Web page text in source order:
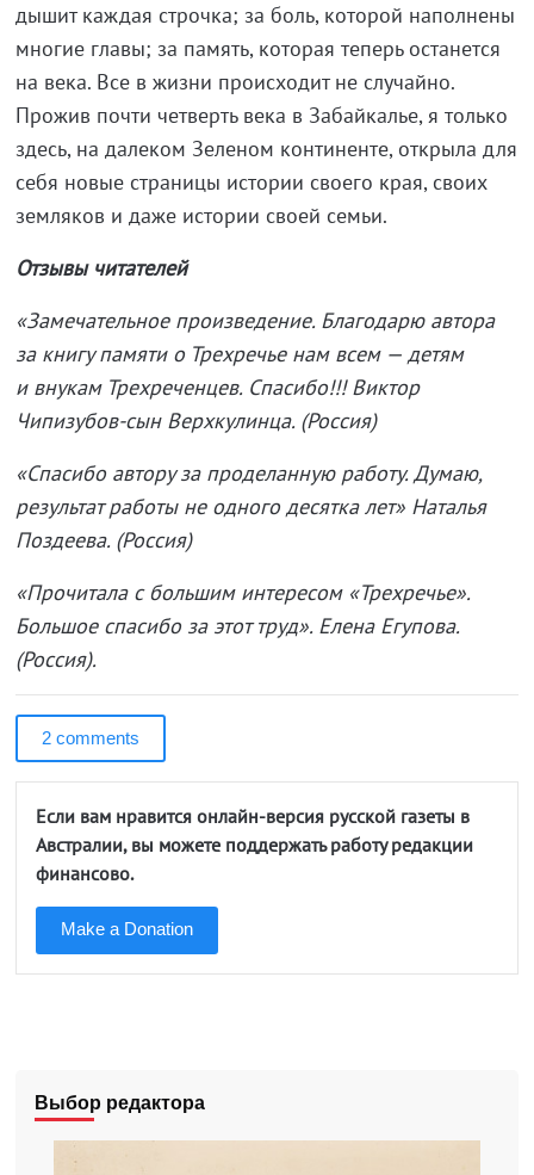
дышит каждая строчка; за боль, которой наполнены
многие главы; за память, которая теперь останется
на века. Все в жизни происходит не случайно.
Прожив почти четверть века в Забайкалье, я только
здесь, на далеком Зеленом континенте, открыла для
себя новые страницы истории своего края, своих
земляков и даже истории своей семьи.
Отзывы читателей
«Замечательное произведение. Благодарю автора
за книгу памяти о Трехречье нам всем — детям
и внукам Трехреченцев. Спасибо!!! Виктор
Чипизубов-сын Верхкулинца. (Россия)
«Спасибо автору за проделанную работу. Думаю,
результат работы не одного десятка лет» Наталья
Поздеева. (Россия)
«Прочитала с большим интересом «Трехречье».
Большое спасибо за этот труд». Елена Егупова.
(Россия).
2 comments
Если вам нравится онлайн-версия русской газеты в
Австралии, вы можете поддержать работу редакции
финансово.
Make a Donation
Выбор редактора